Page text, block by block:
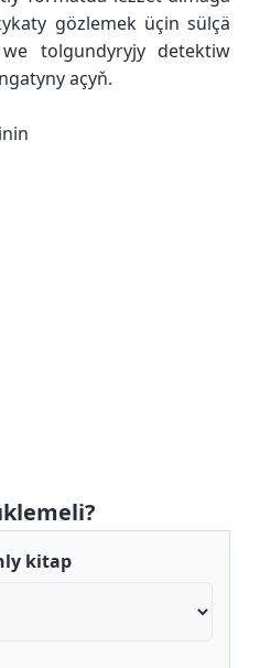
gözlemek üçin sülçä
tolgundyryjy detektiw
açyň.
kitap